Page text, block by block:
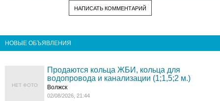
НАПИСАТЬ КОММЕНТАРИЙ
НОВЫЕ ОБЪЯВЛЕНИЯ
НЕТ ФОТО
Продаются кольца ЖБИ, кольца для
водопровода и канализации (1;1,5;2 м.)
Волжск
02/08/2026, 21:44